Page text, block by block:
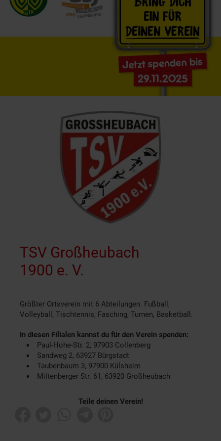
TSV Großheubach
1900 e. V.
Größter Ortsverein mit 6 Abteilungen. Fußball,
Volleyball, Tischtennis, Fasching, Turnen, Basketball.
In diesen Filialen kannst du für den Verein spenden:
Paul-Hohe-Str. 2, 97903 Collenberg
Sandweg 2, 63927 Bürgstadt
Taubenbaum 3, 97900 Külsheim
Miltenberger Str. 61, 63920 Großheubach
Teile deinen Verein!